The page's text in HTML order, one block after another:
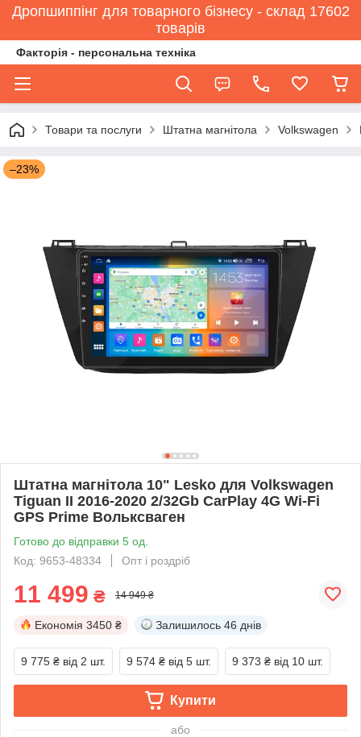
Дропшиппінг для товарного бізнесу - склад 17602
товарів
Факторія - персональна техніка
Товари та послуги Штатна магнітола Volkswagen
–23%
Штатна магнітола 10" Lesko для Volkswagen
Tiguan II 2016-2020 2/32Gb CarPlay 4G Wi-Fi
GPS Prime Вольксваген
Готово до відправки 5 од.
Код: 9653-48334
Опт і роздріб
11 499 ₴ 14 949 ₴
Економія 3450 ₴ Залишилось 46 днів
9 775 ₴ від 2 шт. 9 574 ₴ від 5 шт. 9 373 ₴ від 10 шт.
Купити
або